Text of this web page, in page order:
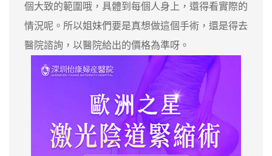
個大致的範圍哦，具體到每個人身上，還得看實際的
情況呢。所以姐妹們要是真想做這個手術，還是得去
醫院諮詢，以醫院給出的價格為準呀。